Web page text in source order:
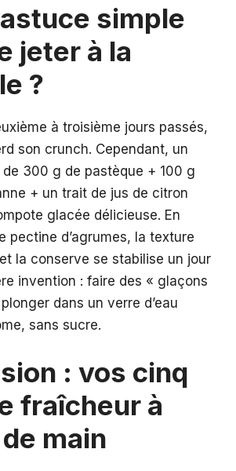
simple
jeter à la
?
à troisième jours passés,
son crunch. Cependant, un
300 g de pastèque + 100 g
+ un trait de jus de citron
glacée délicieuse. En
pectine d’agrumes, la texture
la conserve se stabilise un jour
invention : faire des « glaçons
dans un verre d’eau
sans sucre.
: vos cinq
fraîcheur à
main